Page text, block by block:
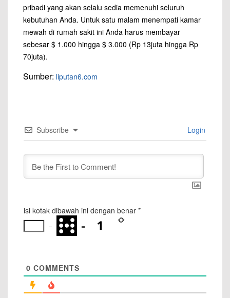
pribadi yang akan selalu sedia memenuhi seluruh
kebutuhan Anda. Untuk satu malam menempati kamar
mewah di rumah sakit ini Anda harus membayar
sebesar $ 1.000 hingga $ 3.000 (Rp 13juta hingga Rp
70juta).
Sumber: liputan6.com
Subscribe Login
isi kotak dibawah ini dengan benar *
−
=
0 COMMENTS